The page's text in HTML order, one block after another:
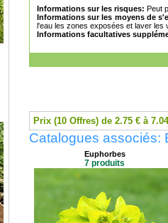
Informations sur les risques: Peut
Informations sur les moyens de
l'eau les zones exposées et laver les
Informations facultatives
Prix (10 Offres) de 2.75 € à
Catalogues associés:
Euphorbes
7 produits